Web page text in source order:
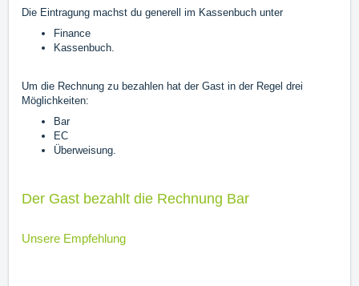
Die Eintragung machst du generell im Kassenbuch unter
Finance
Kassenbuch.
Um die Rechnung zu bezahlen hat der Gast in der Regel drei
Möglichkeiten:
Bar
EC
Überweisung.
Der Gast bezahlt die Rechnung Bar
Unsere Empfehlung